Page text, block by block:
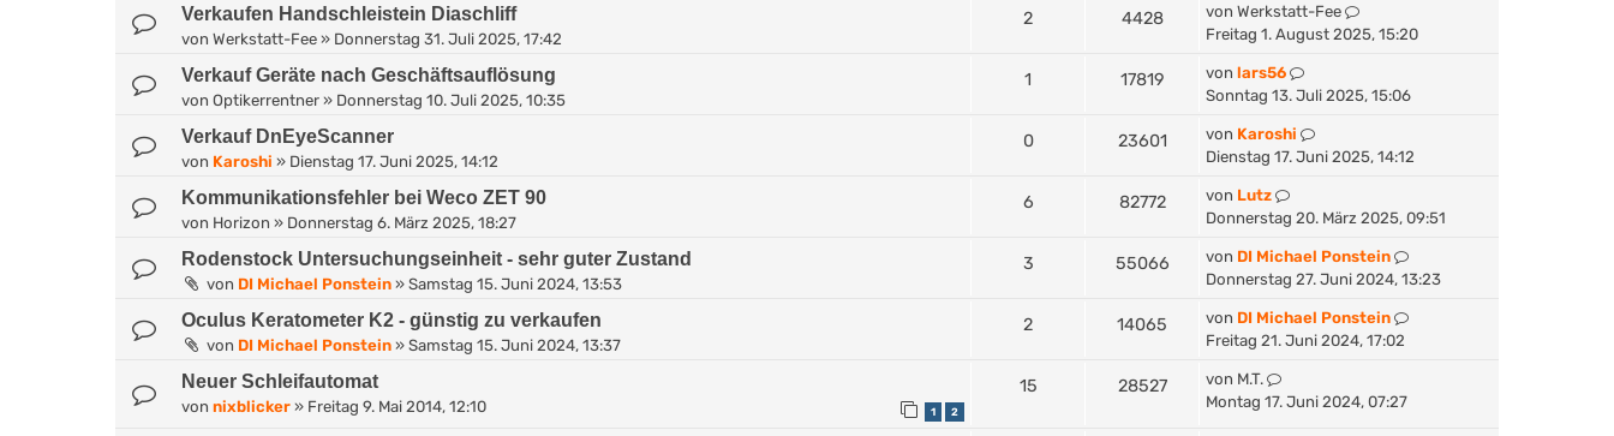
Verkaufen Handschleistein Diaschliff
von Werkstatt-Fee » Donnerstag 31. Juli 2025, 17:42
2 4428 von Werkstatt-Fee
Freitag 1. August 2025, 15:20
Verkauf Geräte nach Geschäftsauflösung
von Optikerrentner » Donnerstag 10. Juli 2025, 10:35
1 17819 von lars56
Sonntag 13. Juli 2025, 15:06
Verkauf DnEyeScanner
von Karoshi » Dienstag 17. Juni 2025, 14:12
0 23601 von Karoshi
Dienstag 17. Juni 2025, 14:12
Kommunikationsfehler bei Weco ZET 90
von Horizon » Donnerstag 6. März 2025, 18:27
6 82772 von Lutz
Donnerstag 20. März 2025, 09:51
Rodenstock Untersuchungseinheit - sehr guter Zustand
von DI Michael Ponstein » Samstag 15. Juni 2024, 13:53
3 55066 von DI Michael Ponstein
Donnerstag 27. Juni 2024, 13:23
Oculus Keratometer K2 - günstig zu verkaufen
von DI Michael Ponstein » Samstag 15. Juni 2024, 13:37
2 14065 von DI Michael Ponstein
Freitag 21. Juni 2024, 17:02
Neuer Schleifautomat
von nixblicker » Freitag 9. Mai 2014, 12:10 1 2
15 28527 von M.T.
Montag 17. Juni 2024, 07:27